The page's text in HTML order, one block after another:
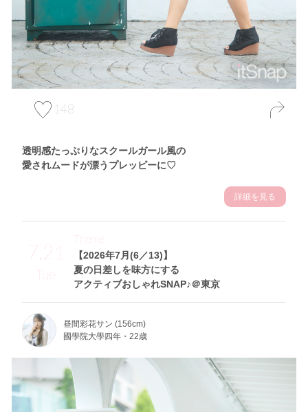
148
透明感たっぷりなスクールガール風の
愛されムードが漂うプレッピーに♡
詳細を見る
7.21
Tue
【2026年7月(6／13)】
夏の日差しを味方にする
アクティブおしゃれSNAP♪＠東京
Theme
昼間彩花サン (156cm)
國學院大學四年・22歳